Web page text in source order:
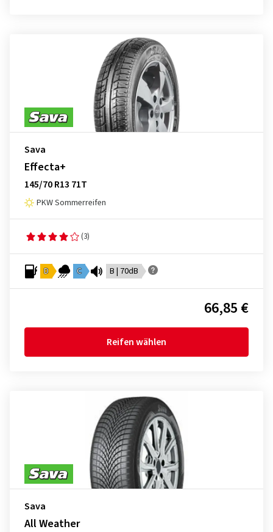
Sava
Effecta+
145/70 R13 71T
PKW Sommerreifen
(3)
D C B | 70dB
66,85 €
Reifen wählen
Sava
All Weather